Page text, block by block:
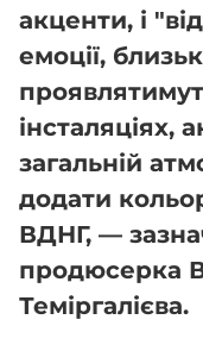
акценти, і
емоції,
інсталяціях,
загальній
додати
ВДНГ, —
продюсерка
Теміргалієва.